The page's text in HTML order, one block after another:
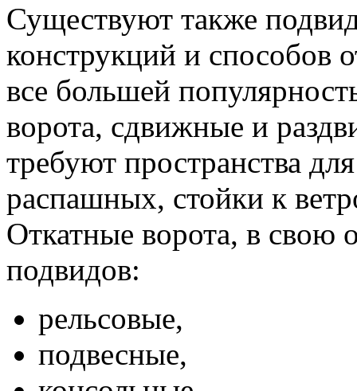
Существуют также
конструкций и способов
все большей
ворота, сдвижные и
требуют пространства
распашных, стойки к
Откатные ворота, в свою
подвидов:
рельсовые,
подвесные,